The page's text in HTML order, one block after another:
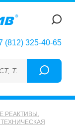
(812) 325-40-65
ТУ, ГСО, МСО, ОСО,
РЕАКТИВЫ,